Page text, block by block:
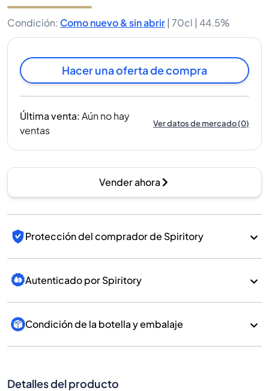
Condición: Como nuevo & sin abrir | 70cl | 44.5%
Hacer una oferta de compra
Última venta:Aún no hay
ventas
Ver datos de mercado(0)
Vender ahora
Protección del comprador de Spiritory
Autenticado por Spiritory
Condición de la botella y embalaje
Detalles del producto